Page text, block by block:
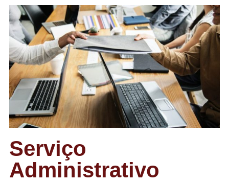
Serviço
Administrativo